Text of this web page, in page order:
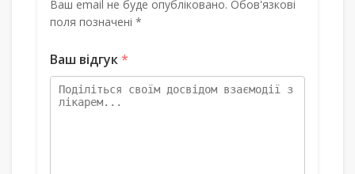
Ваш email не буде опубліковано. Обов'язкові
поля позначені *
Ваш відгук*